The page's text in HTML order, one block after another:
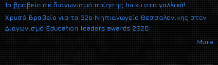
1ο βραβείο σε διαγωνισμό ποίησης haiku στα γαλλικά!
Xρυσό Βραβείο για το 32ο Νηπιαγωγείο Θεσσαλονικης στον
Διαγωνισμό Εducation leaders awards 2026
More